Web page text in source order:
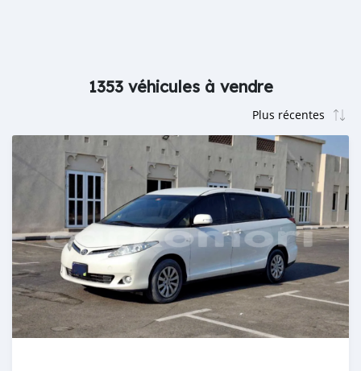
1353 véhicules à vendre